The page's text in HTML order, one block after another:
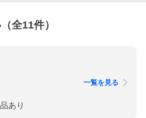
全11件）
あり
一覧を見る